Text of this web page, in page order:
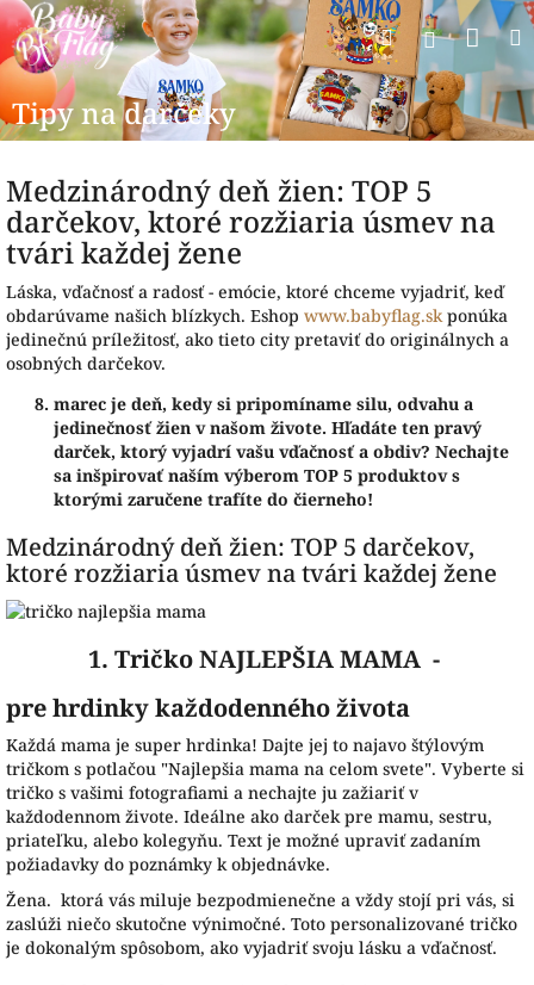
Prejsť
na
obsah
Hľadať
Tipy na darčeky
Medzinárodný deň žien: TOP 5
darčekov, ktoré rozžiaria úsmev na
tvári každej žene
Láska, vďačnosť a radosť - emócie, ktoré chceme vyjadriť, keď
obdarúvame našich blízkych. Eshop www.babyflag.skponúka
jedinečnú príležitosť, ako tieto city pretaviť do originálnych a
osobných darčekov.
marec je deň, kedy si pripomíname silu, odvahu a
jedinečnosť žien v našom živote. Hľadáte ten pravý
darček, ktorý vyjadrí vašu vďačnosť a obdiv? Nechajte
sa inšpirovať naším výberom TOP 5 produktov s
ktorými zaručene trafíte do čierneho!
Medzinárodný deň žien: TOP 5 darčekov,
ktoré rozžiaria úsmev na tvári každej žene
1. Tričko NAJLEPŠIA MAMA -
pre hrdinky každodenného života
Každá mama je super hrdinka! Dajte jej to najavo štýlovým
tričkom s potlačou "Najlepšia mama na celom svete". Vyberte si
tričko s vašimi fotografiami a nechajte ju zažiariť v
každodennom živote. Ideálne ako darček pre mamu, sestru,
priateľku, alebo kolegyňu. Text je možné upraviť zadaním
požiadavky do poznámky k objednávke.
Žena. ktorá vás miluje bezpodmienečne a vždy stojí pri vás, si
zaslúži niečo skutočne výnimočné. Toto personalizované tričko
je dokonalým spôsobom, ako vyjadriť svoju lásku a vďačnosť.